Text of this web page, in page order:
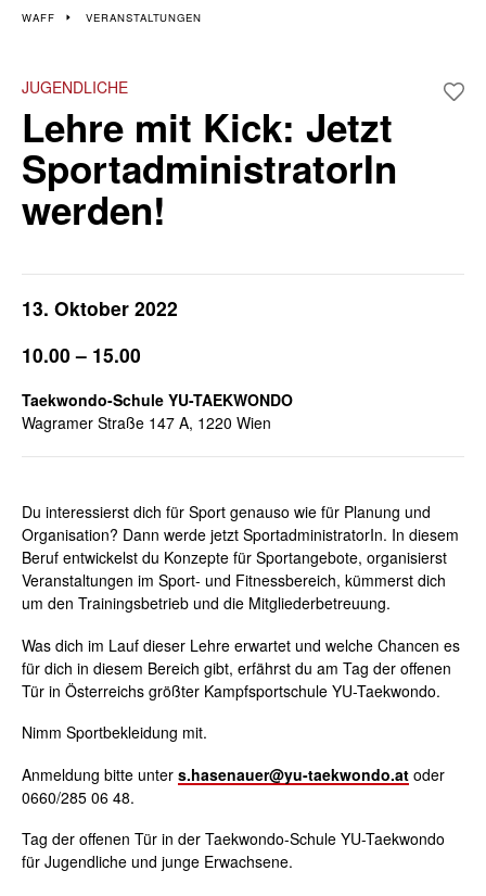
Veranstaltungen im 22.
Wiener Wochen für Beruf und Weiterbildung
WAFF VERANSTALTUNGEN
JUGENDLICHE
Lehre mit Kick: Jetzt
SportadministratorIn
werden!
13. Oktober 2022
10.00 – 15.00
Taekwondo-Schule YU-TAEKWONDO
Wagramer Straße 147 A, 1220 Wien
Du interessierst dich für Sport genauso wie für Planung und
Organisation? Dann werde jetzt SportadministratorIn. In diesem
Beruf entwickelst du Konzepte für Sportangebote, organisierst
Veranstaltungen im Sport- und Fitnessbereich, kümmerst dich
um den Trainingsbetrieb und die Mitgliederbetreuung.
Was dich im Lauf dieser Lehre erwartet und welche Chancen es
für dich in diesem Bereich gibt, erfährst du am Tag der offenen
Tür in Österreichs größter Kampfsportschule YU-Taekwondo.
Nimm Sportbekleidung mit.
Anmeldung bitte unter s.hasenauer@yu-taekwondo.at oder
0660/285 06 48.
Tag der offenen Tür in der Taekwondo-Schule YU-Taekwondo
für Jugendliche und junge Erwachsene.